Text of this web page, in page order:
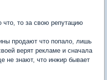
что, то за свою репутацию
продают что попало, лишь
верят рекламе и сначала
не знают, что инжир бывает